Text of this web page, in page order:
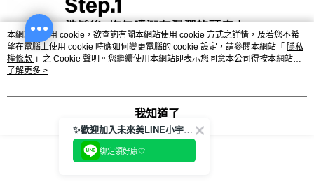
本網站中使用 cookie，欲查詢有關本網站使用 cookie 方式之詳情，及若您不希
望在電腦上使用 cookie 時應如何變更電腦的 cookie 設定，請參閱本網站「 隱私
權條款 」之 Cookie 聲明。您繼續使用本網站即表示您同意本公司得按本網站使
用條款之 Cookie 聲明使用 cookie。
了解更多 >
我知道了
✨歡迎加入未來美LINE小宇宙💫
綁定領好康🤍